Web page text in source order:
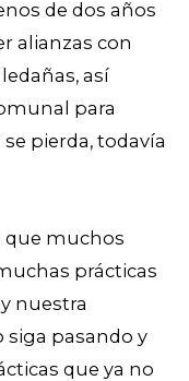
de dos años
alianzas con
así
para
pierda, todavía
que muchos
prácticas
nuestra
siga pasando y
que ya no